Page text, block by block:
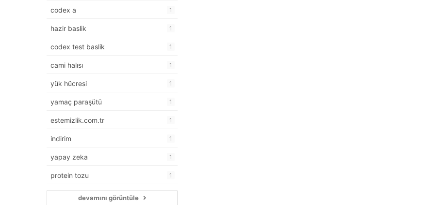
codex a 1
hazir baslik 1
codex test baslik 1
cami halısı 1
yük hücresi 1
yamaç paraşütü 1
estemizlik.com.tr 1
indirim 1
yapay zeka 1
protein tozu 1
devamını görüntüle